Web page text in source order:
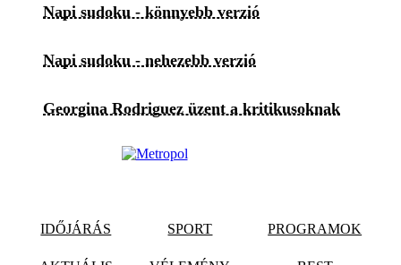
Napi sudoku - könnyebb verzió
Napi sudoku - nehezebb verzió
Georgina Rodriguez üzent a kritikusoknak
IDŐJÁRÁS SPORT PROGRAMOK